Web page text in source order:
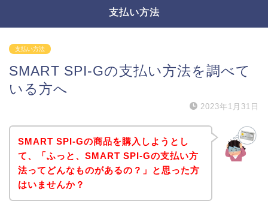
支払い方法
支払い方法
SMART SPI-Gの支払い方法を調べて
いる方へ
2023年1月31日
SMART SPI-Gの商品を購入しようとし
て、「ふっと、SMART SPI-Gの支払い方
法ってどんなものがあるの？」と思った方
はいませんか？